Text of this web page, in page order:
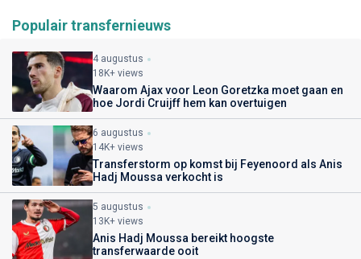
Populair transfernieuws
4 augustus
18K+ views
Waarom Ajax voor Leon Goretzka moet gaan en
hoe Jordi Cruijff hem kan overtuigen
6 augustus
14K+ views
Transferstorm op komst bij Feyenoord als Anis
Hadj Moussa verkocht is
5 augustus
13K+ views
Anis Hadj Moussa bereikt hoogste
transferwaarde ooit